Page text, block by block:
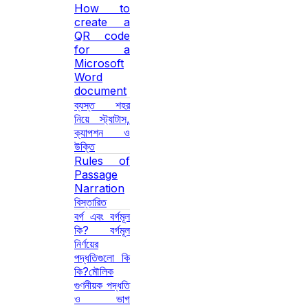
How to
create a
QR code
for a
Microsoft
Word
document
ব্যস্ত শহর
নিয়ে স্ট্যাটাস,
ক্যাপশন ও
উক্তি
Rules of
Passage
Narration
বিস্তারিত
বর্গ এবং বর্গমূল
কি? বর্গমূল
নির্ণয়ের
পদ্ধতিগুলো কি
কি?মৌলিক
গুণনীয়ক পদ্ধতি
ও ভাগ